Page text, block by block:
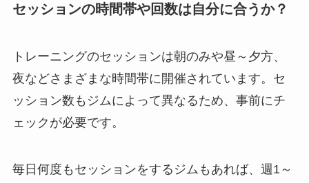
セッションの時間帯や回数は自分に合うか？
トレーニングのセッションは朝のみや昼～夕方、
夜などさまざまな時間帯に開催されています。セ
ッション数もジムによって異なるため、事前にチ
ェックが必要です。
毎日何度もセッションをするジムもあれば、週1～